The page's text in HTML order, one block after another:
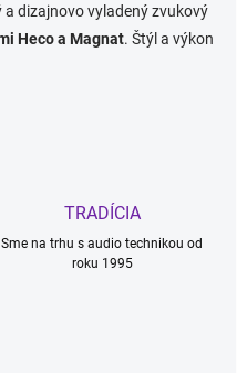
dizajnovo vyladený zvukový
Heco a Magnat. Štýl a výkon
TRADÍCIA
Sme na trhu s audio technikou od
roku 1995